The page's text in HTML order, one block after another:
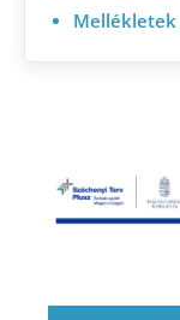
Mellékletek